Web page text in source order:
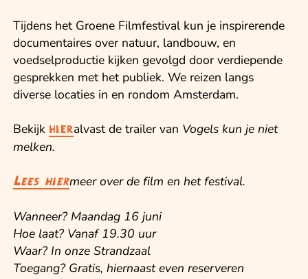
Tijdens het Groene Filmfestival kun je inspirerende
documentaires over natuur, landbouw, en
voedselproductie kijken gevolgd door verdiepende
gesprekken met het publiek. We reizen langs
diverse locaties in en rondom Amsterdam.
B ekijk hieralvast de trailer van Vogels kun je niet
melken.
L ees hiermeer over de film en het festival.
W anneer? Maandag 16 juni
H oe laat? Vanaf 19.30 uur
W aar? In onze Strandzaal
T oegang? Gratis, hiernaast even reserveren